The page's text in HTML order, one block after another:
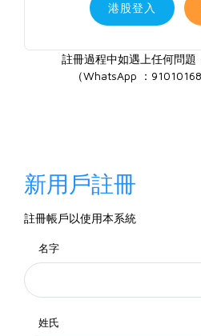
港股登入
註冊過程中如遇上任何問題
（WhatsApp ：
新用戶註冊
註冊帳戶以使用本系統
名字
姓氏